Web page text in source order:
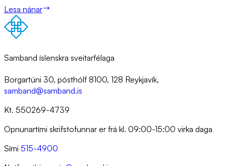
Lesa nánar
Samband íslenskra sveitarfélaga
Borgartúni 30, pósthólf 8100, 128 Reykjavík,
samband@samband.is
Kt. 550269-4739
Opnunartími skrifstofunnar er frá kl. 09:00-15:00 virka daga
Sími 515-4900